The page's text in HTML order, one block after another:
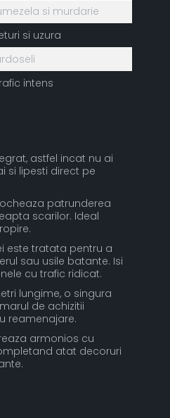
si murdarie
si uzura
intens
astfel incat nu ai
si lipesti direct pe
patrunderea
scarilor. Ideal
este tratata pentru a
sau usile batante. Isi
cu trafic ridicat.
lungime, o singura
de achizitii
reamenajare.
armonios cu
atat decoruri